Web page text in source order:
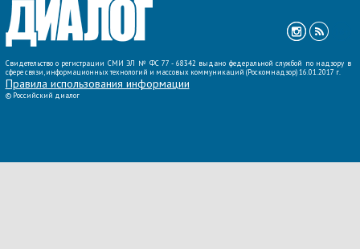
Свидетельство о регистрации СМИ ЭЛ № ФС 77 - 68342 выдано федеральной службой по надзору в
сфере связи, информационных технологий и массовых коммуникаций (Роскомнадзор) 16.01.2017 г.
Правила использования информации
© Российский диалог